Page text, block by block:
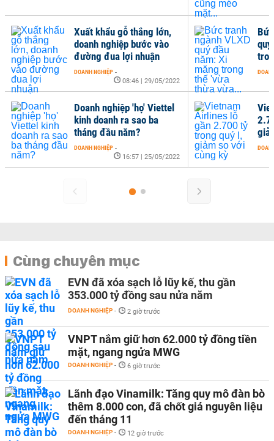
Xuất khẩu gỗ thắng lớn,
doanh nghiệp bước vào
đường đua lợi nhuận
DOANH NGHIỆP -
08:46 | 29/05/2022
Doanh nghiệp 'họ' Viettel
kinh doanh ra sao ba
tháng đầu năm?
DOANH NGHIỆP -
16:57 | 25/05/2022
Cùng chuyên mục
EVN đã xóa sạch lỗ lũy kế, thu gần
353.000 tỷ đồng sau nửa năm
DOANH NGHIỆP - 2 giờ trước
VNPT nắm giữ hơn 62.000 tỷ đồng tiền
mặt, ngang ngửa MWG
DOANH NGHIỆP - 6 giờ trước
Lãnh đạo Vinamilk: Tăng quy mô đàn bò
thêm 8.000 con, đã chốt giá nguyên liệu
đến tháng 11
DOANH NGHIỆP - 12 giờ trước